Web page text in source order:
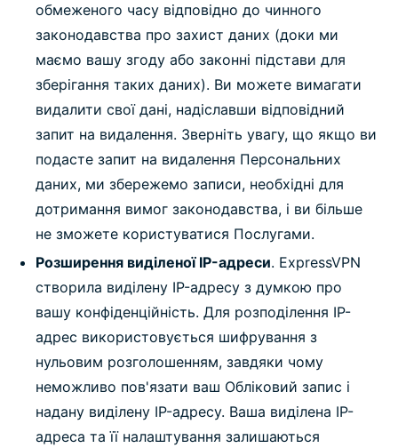
обмеженого часу відповідно до чинного
законодавства про захист даних (доки ми
маємо вашу згоду або законні підстави для
зберігання таких даних). Ви можете вимагати
видалити свої дані, надіславши відповідний
запит на видалення. Зверніть увагу, що якщо ви
подасте запит на видалення Персональних
даних, ми збережемо записи, необхідні для
дотримання вимог законодавства, і ви більше
не зможете користуватися Послугами.
Розширення виділеної IP-адреси. ExpressVPN
створила виділену IP-адресу з думкою про
вашу конфіденційність. Для розподілення IP-
адрес використовується шифрування з
нульовим розголошенням, завдяки чому
неможливо пов'язати ваш Обліковий запис і
надану виділену IP-адресу. Ваша виділена IP-
адреса та її налаштування залишаються